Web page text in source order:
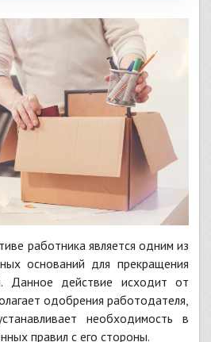
работника является одним из
оснований для прекращения
Данное действие исходит от
одобрения работодателя,
необходимость в
правил с его стороны.